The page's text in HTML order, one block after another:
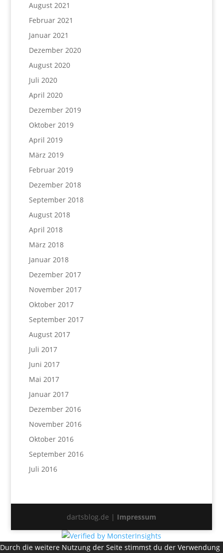
August 2021
Februar 2021
Januar 2021
Dezember 2020
August 2020
Juli 2020
April 2020
Dezember 2019
Oktober 2019
April 2019
März 2019
Februar 2019
Dezember 2018
September 2018
August 2018
April 2018
März 2018
Januar 2018
Dezember 2017
November 2017
Oktober 2017
September 2017
August 2017
Juli 2017
Juni 2017
Mai 2017
Januar 2017
Dezember 2016
November 2016
Oktober 2016
September 2016
Juli 2016
dartsblog.de | Impressum
Durch die weitere Nutzung der Seite stimmst du der Verwendung